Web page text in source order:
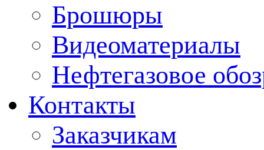
Брошюры
Видеоматериалы
Нефтегазовое
Контакты
Заказчикам